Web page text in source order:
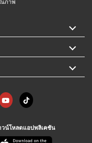
น์โหลดแอปพลิเคชัน